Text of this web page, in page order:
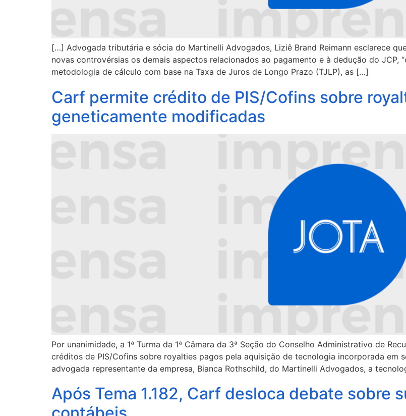
[…] Advogada tributária e sócia do Martinelli Advogados, Liziê Brand Reimann esclarece
novas controvérsias os demais aspectos relacionados ao pagamento e à dedução do JCP,
metodologia de cálculo com base na Taxa de Juros de Longo Prazo (TJLP), as […]
Carf permite crédito de PIS/Cofins sobre
geneticamente modificadas
Por unanimidade, a 1ª Turma da 1ª Câmara da 3ª Seção do Conselho Administrativo de
créditos de PIS/Cofins sobre royalties pagos pela aquisição de tecnologia incorporada em
advogada representante da empresa, Bianca Rothschild, do Martinelli Advogados, a
Após Tema 1.182, Carf desloca debate sobre